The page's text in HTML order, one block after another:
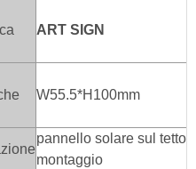
ART SIGN
W55.5*H100mm
pannello solare sul tetto
montaggio